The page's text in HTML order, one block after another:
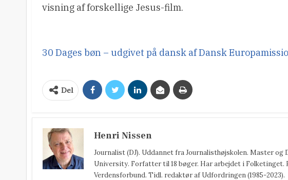
visning af forskellige Jesus-film.
30 Dages bøn – udgivet på dansk af Dansk
Del
Henri Nissen
Journalist (DJ). Uddannet fra Journalisthøjskolen. Master
University. Forfatter til 18 bøger. Har arbejdet i Folketinget.
Verdensforbund. Tidl. redaktør af Udfordringen (1985-2023).